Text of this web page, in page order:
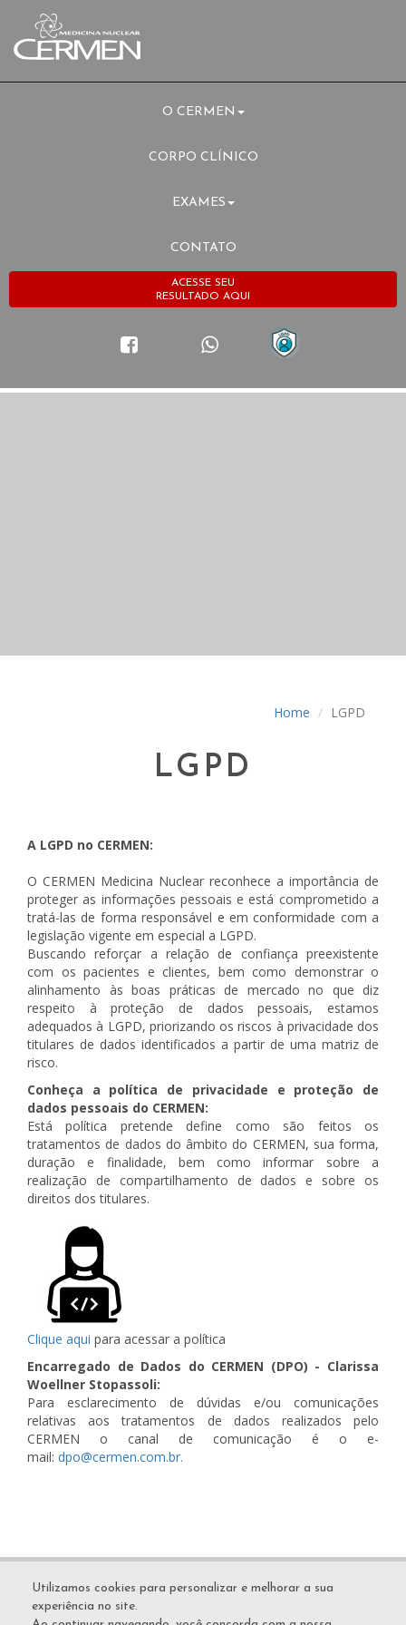
O CERMEN
CORPO CLÍNICO
EXAMES
CONTATO
ACESSE SEU
RESULTADO AQUI
Home LGPD
LGPD
A LGPD no CERMEN:
O CERMEN Medicina Nuclear reconhece a importância de
proteger as informações pessoais e está comprometido a
tratá-las de forma responsável e em conformidade com a
legislação vigente em especial a LGPD.
Buscando reforçar a relação de confiança preexistente
com os pacientes e clientes, bem como demonstrar o
alinhamento às boas práticas de mercado no que diz
respeito à proteção de dados pessoais, estamos
adequados à LGPD, priorizando os riscos à privacidade dos
titulares de dados identificados a partir de uma matriz de
risco.
Conheça a política de privacidade e proteção de
dados pessoais do CERMEN:
Está política pretende define como são feitos os
tratamentos de dados do âmbito do CERMEN, sua forma,
duração e finalidade, bem como informar sobre a
realização de compartilhamento de dados e sobre os
direitos dos titulares.
Clique aqui para acessar a política
Encarregado de Dados do CERMEN (DPO) - Clarissa
Woellner Stopassoli:
Para esclarecimento de dúvidas e/ou comunicações
relativas aos tratamentos de dados realizados pelo
CERMEN o canal de comunicação é o e-
mail: dpo@cermen.com.br.
ALAMEDA AUGUSTO STELLFELD, 1727
BIGORRILHO - CURITIBA - PARANÁ |
(41) 3083-6060
Utilizamos cookies para personalizar e melhorar a sua
experiência no site.